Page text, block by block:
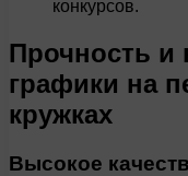
конкурсов.
Прочность и
графики на
кружках
Высокое